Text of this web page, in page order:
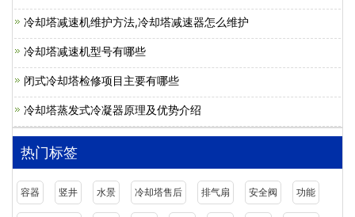
冷却塔减速机维护方法,冷却塔减速器怎么维护
冷却塔减速机型号有哪些
闭式冷却塔检修项目主要有哪些
冷却塔蒸发式冷凝器原理及优势介绍
热门标签
容器 竖井 水景 冷却塔售后 排气扇 安全阀 功能